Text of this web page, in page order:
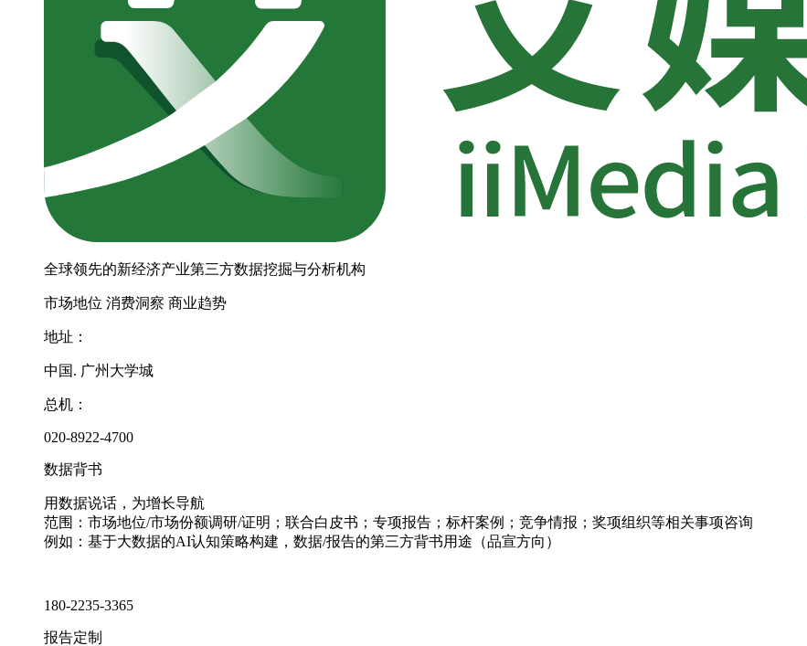
全球领先的新经济产业第三方数据挖掘与分析机构
市场地位 消费洞察 商业趋势
地址：
中国. 广州大学城
总机：
020-8922-4700
数据背书
用数据说话，为增长导航
范围：市场地位/市场份额调研/证明；联合白皮书；专项报告；标杆案例；竞争情报；奖项组织等相关事项咨询
例如：基于大数据的AI认知策略构建，数据/报告的第三方背书用途（品宣方向）
180-2235-3365
报告定制